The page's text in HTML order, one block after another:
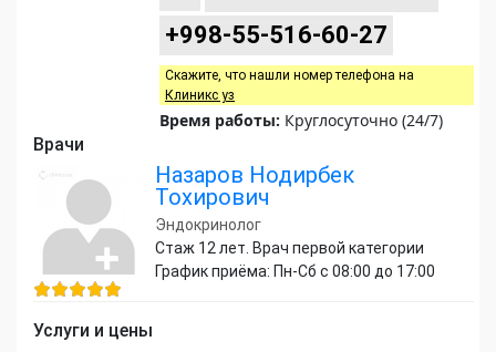
+998-55-516-60-27
Скажите, что нашли номер телефона на
Клиникс уз
Время работы: Круглосуточно (24/7)
Врачи
Назаров Нодирбек
Тохирович
Эндокринолог
Стаж 12 лет. Врач первой категории
График приёма: Пн-Сб с 08:00 до 17:00
Услуги и цены